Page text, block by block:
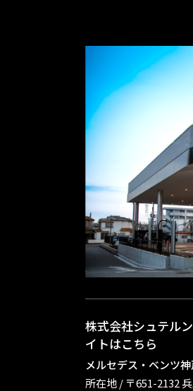
株式会社シュテル
イトはこちら
メルセデス・ベンツ
所在地 / 〒651-2132